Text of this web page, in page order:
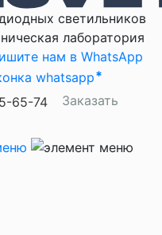
светильников
лаборатория
нам в WhatsApp
65-74
Заказать